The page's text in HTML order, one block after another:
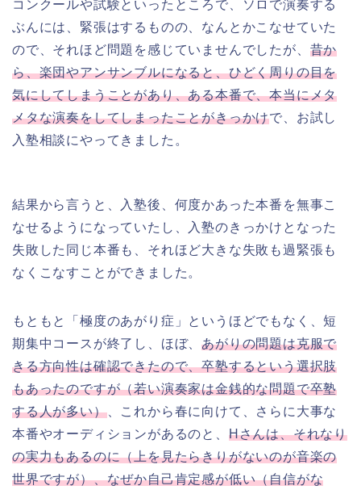
コンクールや試験といったところで、ソロで演奏する
ぶんには、緊張はするものの、なんとかこなせていた
ので、それほど問題を感じていませんでしたが、 昔か
ら、楽団やアンサンブルになると、ひどく周りの目を
気にしてしまうことがあり、ある本番で、本当にメタ
メタな演奏をしてしまったことがきっかけで、お試し
入塾相談にやってきました。
結果から言うと、入塾後、何度かあった本番を無事こ
なせるようになっていたし、入塾のきっかけとなった
失敗した同じ本番も、それほど大きな失敗も過緊張も
なくこなすことができました。
もともと「極度のあがり症」というほどでもなく、短
期集中コースが終了し、ほぼ、あがりの問題は克服で
きる方向性は確認できたので、卒塾するという選択肢
もあったのですが（若い演奏家は金銭的な問題で卒塾
する人が多い）、これから春に向けて、さらに大事な
本番やオーディションがあるのと、 Hさんは、それなり
の実力もあるのに（上を見たらきりがないのが音楽の
世界ですが）、なぜか自己肯定感が低い（自信がな